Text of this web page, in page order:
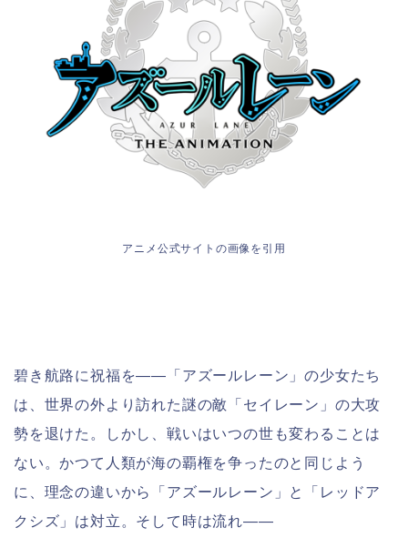
アニメ公式サイトの画像を引用
碧き航路に祝福を――「アズールレーン」の少女たち
は、世界の外より訪れた謎の敵「セイレーン」の大攻
勢を退けた。しかし、戦いはいつの世も変わることは
ない。かつて人類が海の覇権を争ったのと同じよう
に、理念の違いから「アズールレーン」と「レッドア
クシズ」は対立。そして時は流れ――